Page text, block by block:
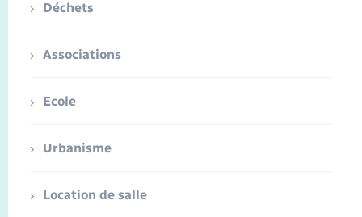
Déchets
Associations
Ecole
Urbanisme
Location de salle